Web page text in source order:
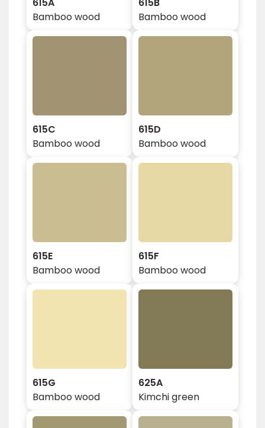
Bamboo wood
Bamboo wood
615C
Bamboo wood
615D
Bamboo wood
615E
Bamboo wood
615F
Bamboo wood
615G
Bamboo wood
625A
Kimchi green